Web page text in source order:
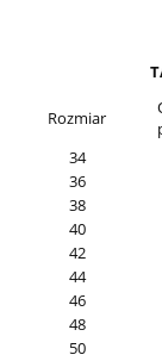
Rozmiar
34
36
38
40
42
44
46
48
50